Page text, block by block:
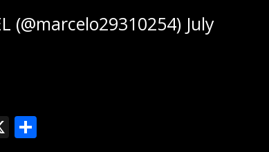
(@marcelo29310254) July
X Compartir